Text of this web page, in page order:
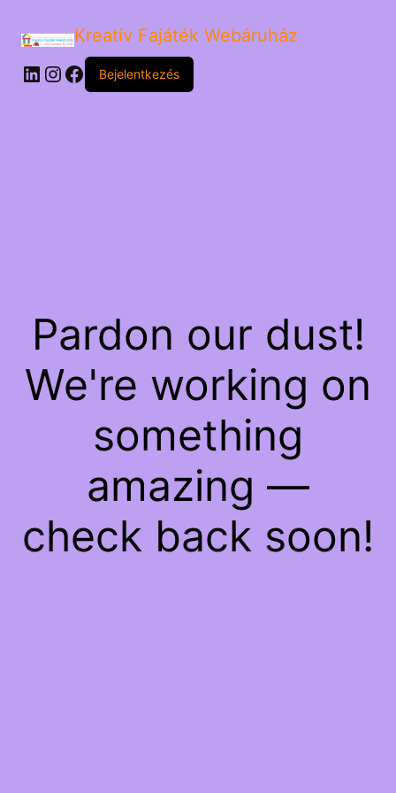
Kreatív Fajáték Webáruház
LinkedIn
Instagram
Facebook
Bejelentkezés
Pardon our dust!
We're working on
something
amazing —
check back soon!